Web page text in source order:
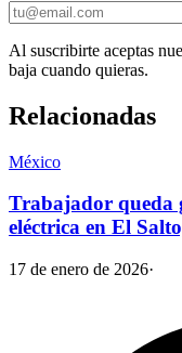
Al suscribirte aceptas
baja cuando quieras.
Relacionadas
México
Trabajador queda
eléctrica en El
17 de enero de 2026·